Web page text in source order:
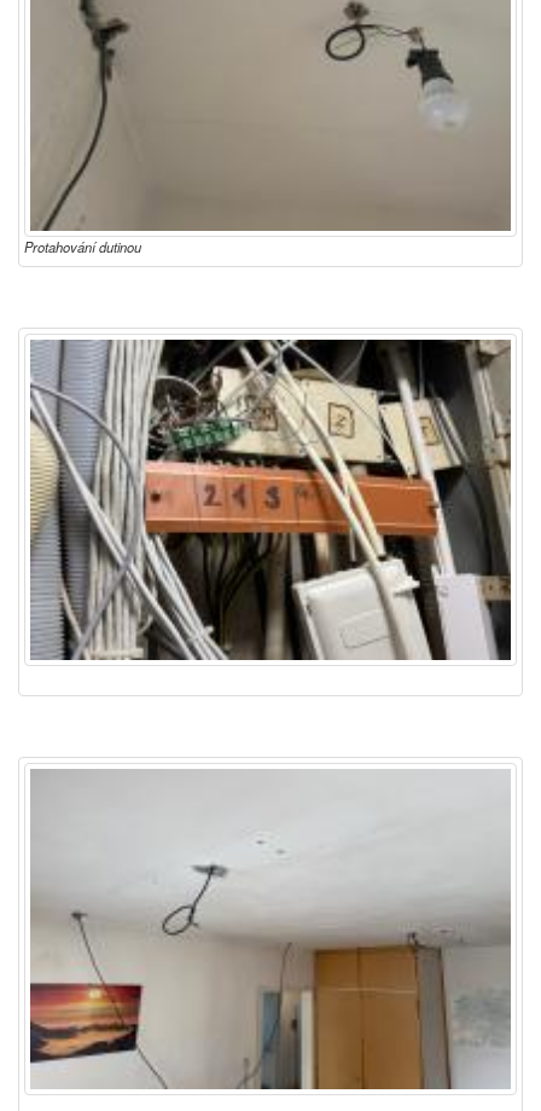
Protahování dutinou